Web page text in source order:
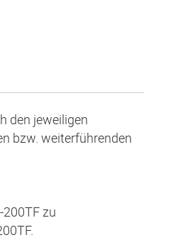
den jeweiligen
bzw. weiterführenden
zu